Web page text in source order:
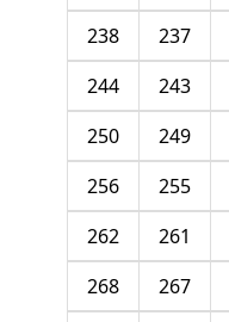
237
238
243
244
249
250
255
256
261
262
267
268